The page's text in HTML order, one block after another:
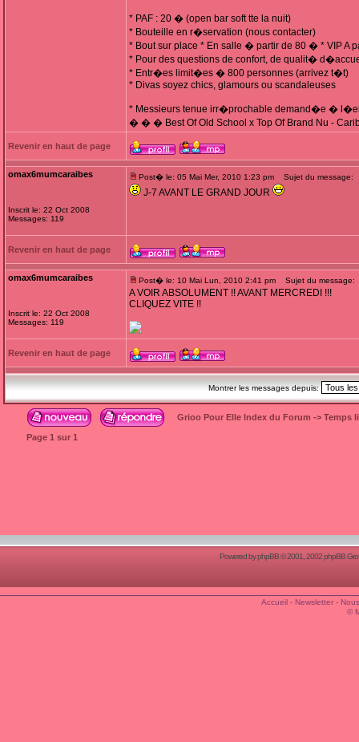
* PAF : 20 � (open bar soft tte la nuit)
* Bouteille en r�servation (nous contacter)
* Bout sur place * En salle � partir de 80 � * VIP A
* Pour des questions de confort, de qualit�
* Entr�es limit�es � 800 personnes (arrivez t�t)
* Divas soyez chics, glamours ou scandaleuses
* Messieurs tenue irr�prochable demand�e �
� � � Best Of Old School x Top Of Brand Nu -
Revenir en haut de page
omax6mumcaraibes
Inscrit le: 22 Oct 2008
Messages: 119
Post� le: 05 Mai Mer, 2010 1:23 pm Sujet du message:
J-7 AVANT LE GRAND JOUR
Revenir en haut de page
omax6mumcaraibes
Inscrit le: 22 Oct 2008
Messages: 119
Post� le: 10 Mai Lun, 2010 2:41 pm Sujet du message:
A VOIR ABSOLUMENT !! AVANT MERCREDI !!!
CLIQUEZ VITE !!
Revenir en haut de page
Montrer les messages depuis:
Grioo Pour Elle Index du Forum -> Temps
Page 1 sur 1
Powered byphpBB© 2001, 2002 phpBB
Accueil- Newsletter-
©